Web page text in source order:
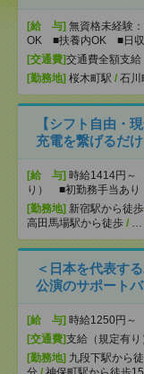
[給 与] 無資格未経験
OK ■扶養内OK ■日収
[交通費]交通費全額支給
[勤務地] 桜木町駅 / 石川
【シフト自由・
充電を繋げるだ
[給 与] 時給1414円
り） ■初勤務手当あ
[勤務地] 新宿駅から徒歩
高田馬場駅から徒歩 / …
＜日本を代表す
公演のサポート
[給 与] 時給1250円～
[交通費]支給（規定有り
[勤務地] 九段下駅から